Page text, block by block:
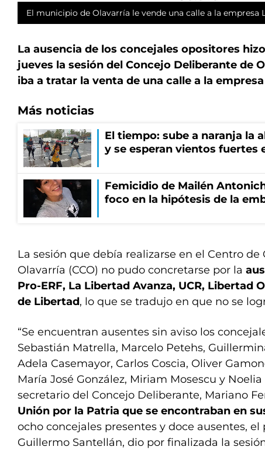
El municipio de Olavarría le vende una calle a la empresa
La ausencia de los concejales opositores
jueves la sesión del Concejo Deliberante de
iba a tratar la venta de una calle a la
Más noticias
El tiempo: sube a naranja la
y se esperan vientos fuertes
Femicidio de Mailén
foco en la hipótesis de la
La sesión que debía realizarse en el Centro de
Olavarría (CCO) no pudo concretarse por la
Pro-ERF, La Libertad Avanza, UCR, Libertad
de Libertad, lo que se tradujo en que no se
“Se encuentran ausentes sin aviso los
Sebastián Matrella, Marcelo Petehs,
Adela Casemayor, Carlos Coscia, Oliver
María José González, Miriam Mosescu y Noelia
secretario del Concejo Deliberante, Mariano
Unión por la Patria que se encontraban en
ocho concejales presentes y doce ausentes,
Guillermo Santellán, dio por finalizada la